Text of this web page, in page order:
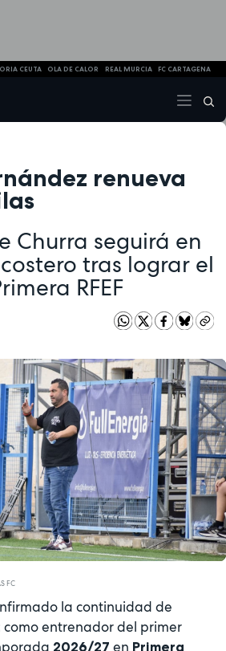
CEUTA OLA DE CALOR REAL MURCIA FC CARTAGENA
renueva
Churra seguirá en
tras lograr el
RFEF
FC
la continuidad de
como entrenador del primer
2026/27 en Primera